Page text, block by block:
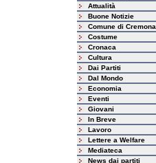
Attualità
Buone Notizie
Comune di Cremona
Costume
Cronaca
Cultura
Dai Partiti
Dal Mondo
Economia
Eventi
Giovani
In Breve
Lavoro
Lettere a Welfare
Mediateca
News dai partiti